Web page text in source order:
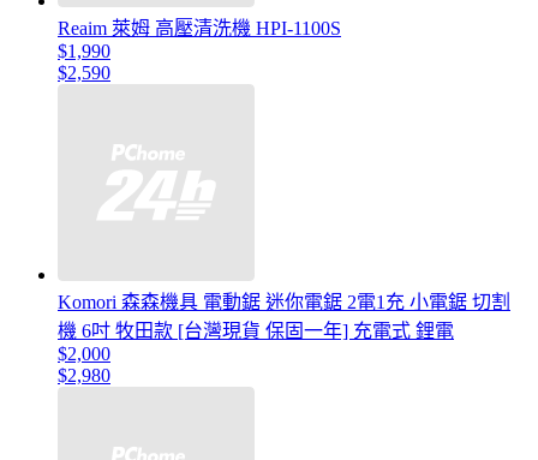
Reaim 萊姆 高壓清洗機 HPI-1100S
$1,990
$2,590
Komori 森森機具 電動鋸 迷你電鋸 2電1充 小電鋸 切割
機 6吋 牧田款 [台灣現貨 保固一年] 充電式 鋰電
$2,000
$2,980